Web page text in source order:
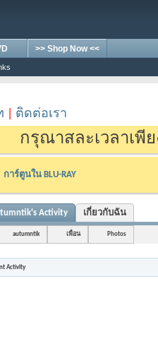
>> Shop Now <<
ติดต่อเรา
กรุณาสละเวลาเพีย
การ์ตูนใน BLU-RAY
Activity เกี่ยวกับฉัน
autumntik เพื่อน Photos
Activity